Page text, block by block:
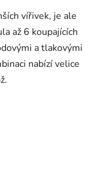
vířivek, je ale
až 6 koupajících
a tlakovými
nabízí velice